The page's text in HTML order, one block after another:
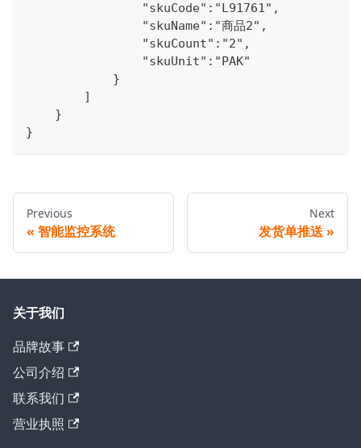
                "skuCode":"L91761",
                "skuName":"商品2",
                "skuCount":"2",
                "skuUnit":"PAK"
            }
        ]
    }
}
Previous
智能监控系统
Next
发货单推送
关于我们
品牌故事
公司介绍
联系我们
营业执照